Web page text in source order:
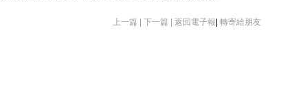
上一篇 | 下一篇 | 返回電子報 轉寄給朋友